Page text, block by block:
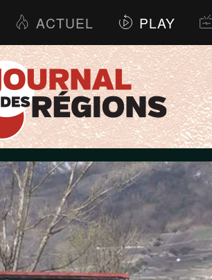
ACTUEL PLAY